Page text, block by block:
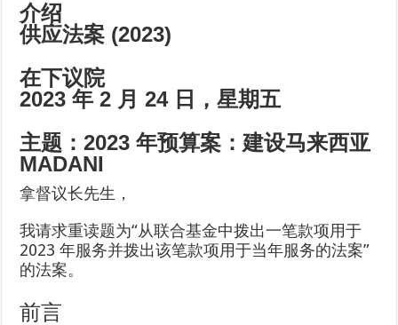
介绍
供应法案 (2023)
在下议院
2023 年 2 月 24 日，星期五
主题：2023 年预算案：建设马来西亚
MADANI
拿督议长先生，
我请求重读题为“从联合基金中拨出一笔款项用于
2023 年服务并拨出该笔款项用于当年服务的法案”
的法案。
前言